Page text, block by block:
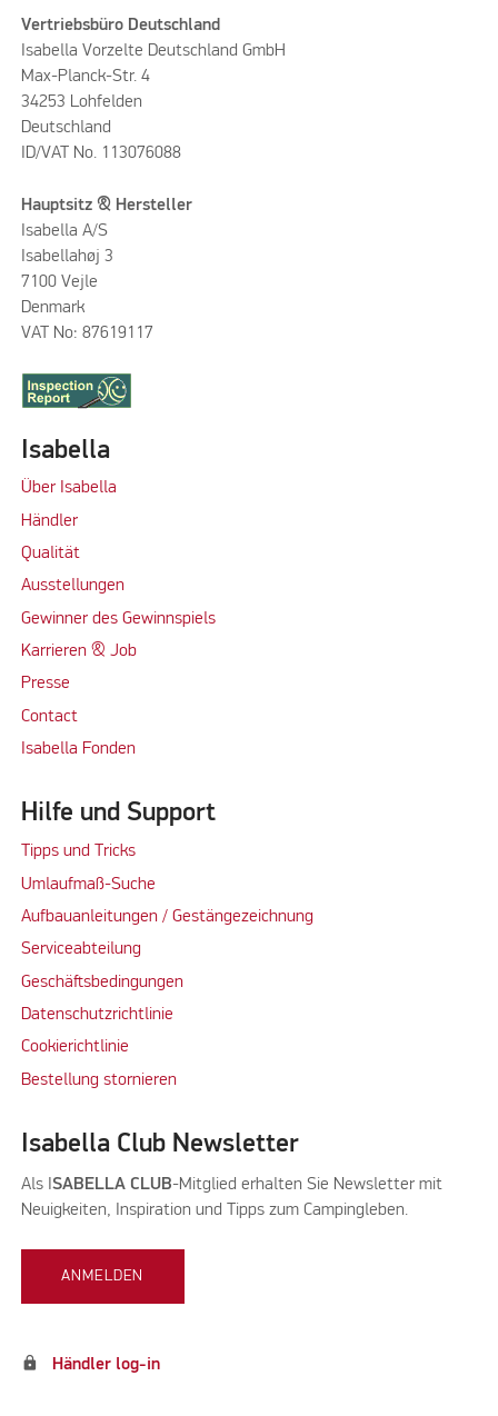
Vertriebsbüro Deutschland
Isabella Vorzelte Deutschland GmbH
Max-Planck-Str. 4
34253 Lohfelden
Deutschland
ID/VAT No. 113076088
Hauptsitz & Hersteller
Isabella A/S
Isabellahøj 3
7100 Vejle
Denmark
VAT No: 87619117
Isabella
Über Isabella
Händler
Qualität
Ausstellungen
Gewinner des Gewinnspiels
Karrieren & Job
Presse
Contact
Isabella Fonden
Hilfe und Support
Tipps und Tricks
Umlaufmaß-Suche
Aufbauanleitungen / Gestängezeichnung
Serviceabteilung
Geschäftsbedingungen
Datenschutzrichtlinie
Cookierichtlinie
Bestellung stornieren
Isabella Club Newsletter
Als I SABELLA CLUB-Mitglied erhalten Sie Newsletter mit
Neuigkeiten, Inspiration und Tipps zum Campingleben.
ANMELDEN
lock Händler log-in